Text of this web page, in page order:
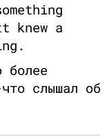
knew a
более
слышал об